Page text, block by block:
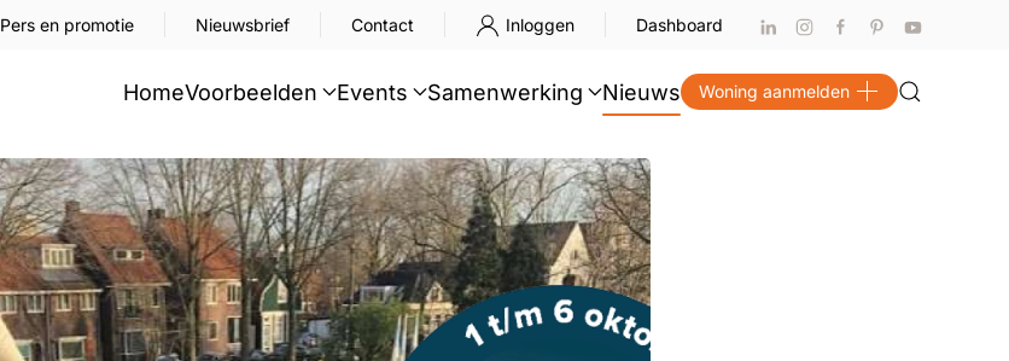
Pers en promotie Nieuwsbrief Contact Inloggen Dashboard
HomeVoorbeelden Events Samenwerking Nieuws Woning aanmelden